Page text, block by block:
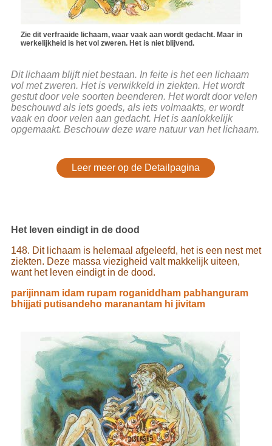
Zie dit verfraaide lichaam, waar vaak aan wordt gedacht. Maar in
werkelijkheid is het vol zweren. Het is niet blijvend.
Dit lichaam blijft niet bestaan. In feite is het een lichaam
vol met zweren. Het is verwikkeld in ziekten. Het wordt
gestut door vele soorten beenderen. Het wordt door velen
beschouwd als iets goeds, als iets volmaakts, er wordt
vaak en door velen aan gedacht. Het is aanlokkelijk
opgemaakt. Beschouw deze ware natuur van het lichaam.
Leer meer op de Detailpagina
Het leven eindigt in de dood
148. Dit lichaam is helemaal afgeleefd, het is een nest met
ziekten. Deze massa viezigheid valt makkelijk uiteen,
want het leven eindigt in de dood.
parijinnam idam rupam roganiddham pabhanguram
bhijjati putisandeho maranantam hi jivitam